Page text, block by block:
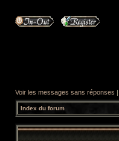
Voir les messages sans réponses |
Index du forum